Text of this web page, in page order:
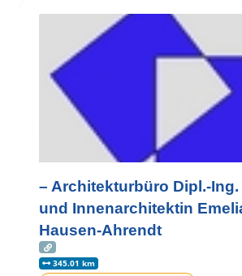
– Architekturbüro Dipl.-
und Innenarchitektin
Hausen-Ahrendt
345.01 km